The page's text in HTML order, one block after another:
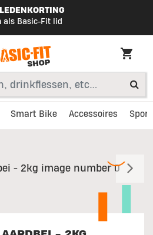
als Basic-Fit lid
Smart Bike Accessoires